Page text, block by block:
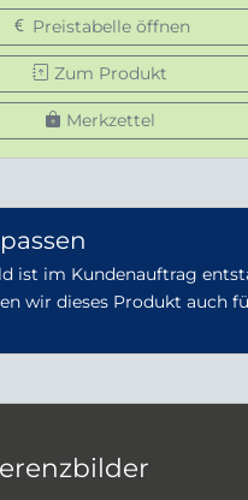
Preistabelle öffnen
Zum Produkt
Merkzettel
ist im Kundenauftrag
wir dieses Produkt auch